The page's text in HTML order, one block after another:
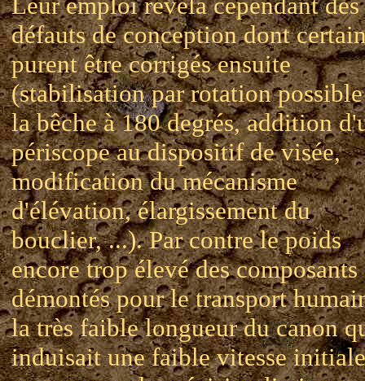
défauts de conception dont
purent être corrigés ensuite
(stabilisation par rotation
la bêche à 180 degrés, addition
périscope au dispositif de visée,
modification du mécanisme
d'élévation, élargissement du
bouclier, ...). Par contre le poids
encore trop élevé des composants
démontés pour le transport
la très faible longueur du canon
induisait une faible vitesse